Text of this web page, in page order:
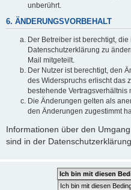
unberührt.
6. ÄNDERUNGSVORBEHALT
Der Betreiber ist berechtigt,
Datenschutzerklärung zu
Mail mitgeteilt.
Der Nutzer ist berechtigt, den
des Widerspruchs erlischt das
bestehende Vertragsverhältnis
Die Änderungen gelten als
den Änderungen zugestimmt
Informationen über den
sind in der